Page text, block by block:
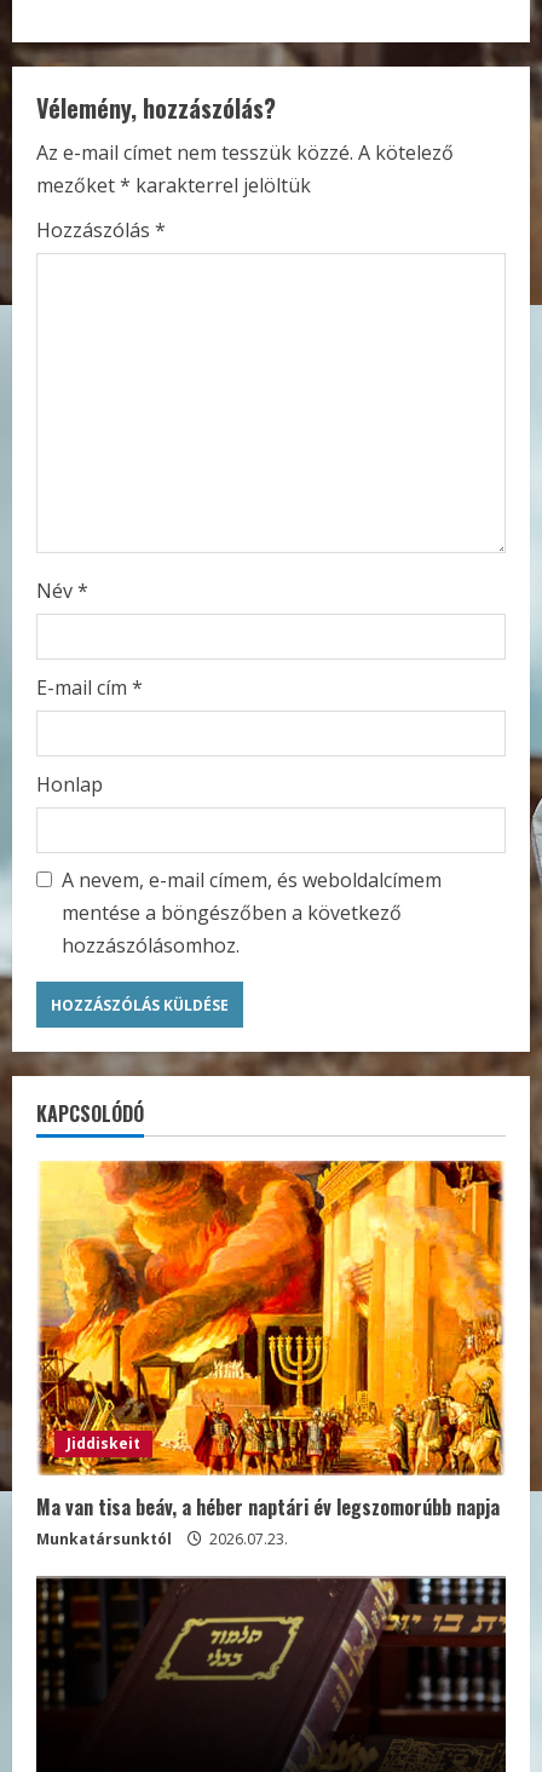
i
n
u
e
R
g
Vélemény, hozzászólás?
Az e-mail címet nem tesszük közzé. A kötelező
mezőket* karakterrel jelöltük
Hozzászólás *
Név*
E-mail cím *
Honlap
A nevem, e-mail címem, és weboldalcímem
mentése a böngészőben a következő
hozzászólásomhoz.
KAPCSOLÓDÓ
Jiddiskeit
Ma van tisa beáv, a héber naptári év legszomorúbb napja
Munkatársunktól 2026.07.23.